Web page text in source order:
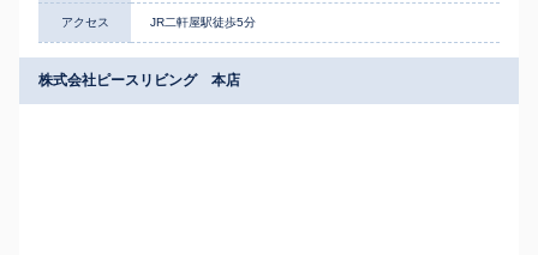
アクセス JR二軒屋駅徒歩5分
株式会社ピースリビング 本店